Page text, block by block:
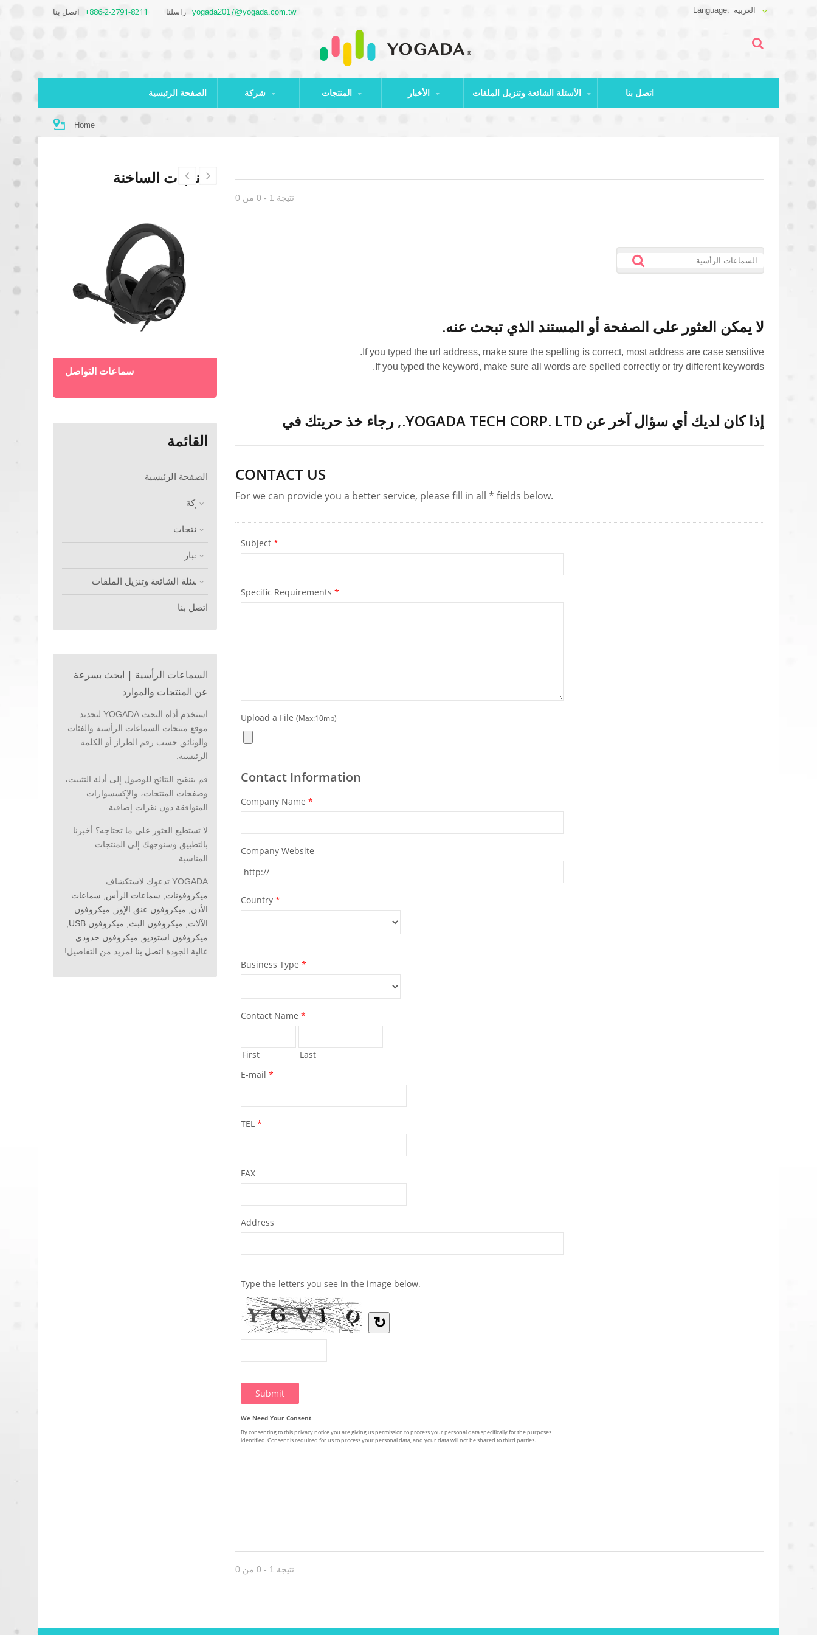
+886-2-2791-8211 yogada2017@yogada.com.tw العربية
الصفحة الرئيسية شركة اتصل بنا
Home
المنتجات الساخنة
سماعات التواصل ميكروفونات الرقبة سماعات التواصل
القائمة
الصفحة الرئيسية
شركة
المنتجات
الأخبار
الأسئلة الشائعة وتنزيل الملفات
اتصل بنا
السماعات الرأسية | ابحث بسرعة
عن المنتجات والموارد
استخدم أداة البحث YOGADA لتحديد
موقع منتجات السماعات الرأسية والفئات
والوثائق حسب رقم الطراز أو الكلمة
الرئيسية.
قم بتنقيح النتائج للوصول إلى أدلة التثبيت،
وصفحات المنتجات، والإكسسوارات
المتوافقة دون نقرات إضافية.
لا تستطيع العثور على ما تحتاجه؟ أخبرنا
بالتطبيق وسنوجهك إلى المنتجات
المناسبة.
YOGADA تدعوك لاستكشاف
ميكروفونات, سماعات الرأس, سماعات
الأذن, ميكروفون عنق الإوز , ميكروفون
الآلات, ميكروفون البث, ميكروفون USB
,
ميكروفون استوديو, ميكروفون حدودي
عالية الجودة. اتصل بنا لمزيد من التفاصيل!
نتيجة 1 - 0 من 0
اعتذارنا...
لا يمكن العثور على الصفحة أو المستند الذي تبحث عنه.
If you typed the url address, make sure the spelling is correct, most address are case sensitive.
If you typed the keyword, make sure all words are spelled correctly or try different keywords.
إذا كان لديك أي سؤال آخر عن YOGADA TECH CORP. LTD., رجاء خذ حريتك في
نتيجة 1 - 0 من 0